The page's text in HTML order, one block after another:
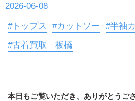
2026-06-08
#トップス #カットソー #半袖
#古着買取 板橋
本日もご覧いただき、ありがとうご